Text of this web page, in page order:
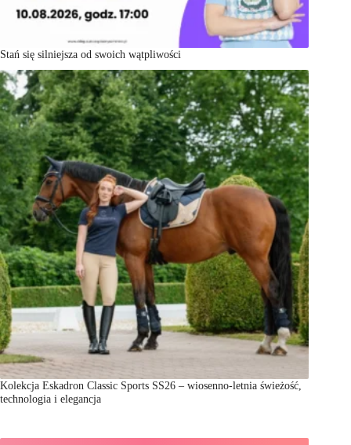
Stań się silniejsza od swoich wątpliwości
Kolekcja Eskadron Classic Sports SS26 – wiosenno-letnia świeżość,
technologia i elegancja